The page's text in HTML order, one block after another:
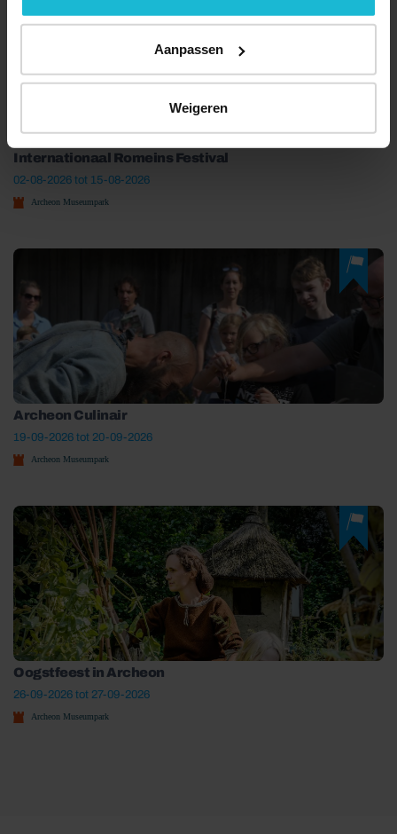
Aanpassen
Weigeren
Internationaal Romeins Festival
02-08-2026 tot 15-08-2026
Archeon Museumpark
Archeon Culinair
19-09-2026 tot 20-09-2026
Archeon Museumpark
Oogstfeest in Archeon
26-09-2026 tot 27-09-2026
Archeon Museumpark